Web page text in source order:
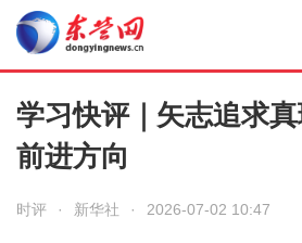
学习快评｜矢志追求
前进方向
时评 · 新华社 · 2026-07-02 10:47